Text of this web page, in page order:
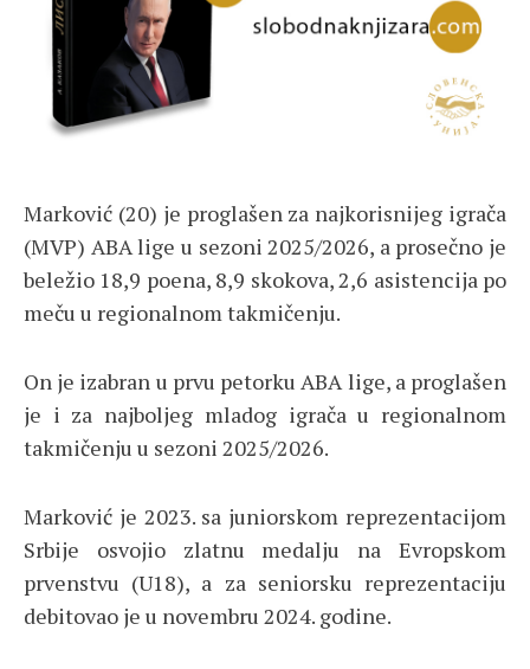
Marković (20) je proglašen za najkorisnijeg igrača
(MVP) ABA lige u sezoni 2025/2026, a prosečno je
beležio 18,9 poena, 8,9 skokova, 2,6 asistencija po
meču u regionalnom takmičenju.
On je izabran u prvu petorku ABA lige, a proglašen
je i za najboljeg mladog igrača u regionalnom
takmičenju u sezoni 2025/2026.
Marković je 2023. sa juniorskom reprezentacijom
Srbije osvojio zlatnu medalju na Evropskom
prvenstvu (U18), a za seniorsku reprezentaciju
debitovao je u novembru 2024. godine.